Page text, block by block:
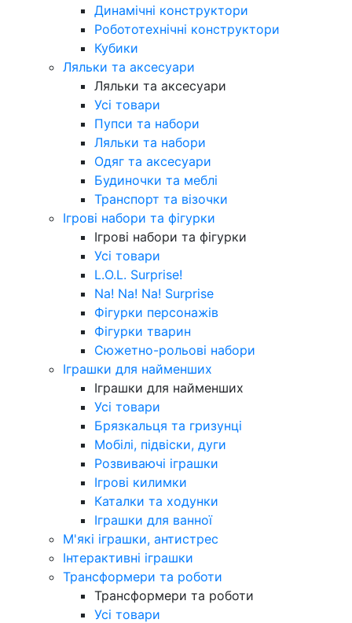
Динамічні конструктори
Робототехнічні конструктори
Кубики
Ляльки та аксесуари
Ляльки та аксесуари
Усі товари
Пупси та набори
Ляльки та набори
Одяг та аксесуари
Будиночки та меблі
Транспорт та візочки
Ігрові набори та фігурки
Ігрові набори та фігурки
Усі товари
L.O.L. Surprise!
Na! Na! Na! Surprise
Фігурки персонажів
Фігурки тварин
Сюжетно-рольові набори
Іграшки для найменших
Іграшки для найменших
Усі товари
Брязкальця та гризунці
Мобілі, підвіски, дуги
Розвиваючі іграшки
Ігрові килимки
Каталки та ходунки
Іграшки для ванної
М'які іграшки, антистрес
Інтерактивні іграшки
Трансформери та роботи
Трансформери та роботи
Усі товари